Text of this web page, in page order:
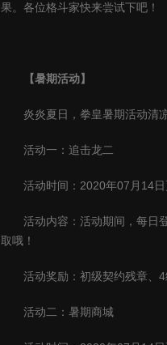
果。各位格斗家快来尝试下吧！
【暑期活动】
炎炎夏日，拳皇暑期活动清
活动一：追击龙二
活动时间： 2020年07 月 14
活动内容：活动期间，每日
取哦！
活动奖励：初级契约残章、 4
活动二：暑期商城